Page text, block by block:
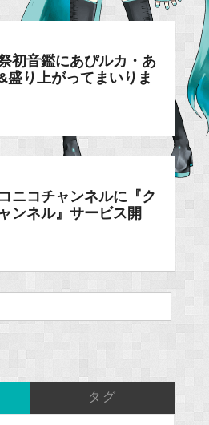
初音鑑にあぴルカ・あ
盛り上がってまいりま
ニコチャンネルに『ク
ンネル』サービス開
タグ